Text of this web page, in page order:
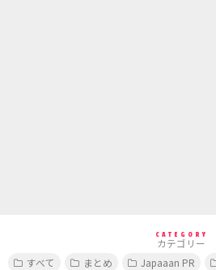
CATEGORY
カテゴリー
すべて
まとめ Japaaan PR